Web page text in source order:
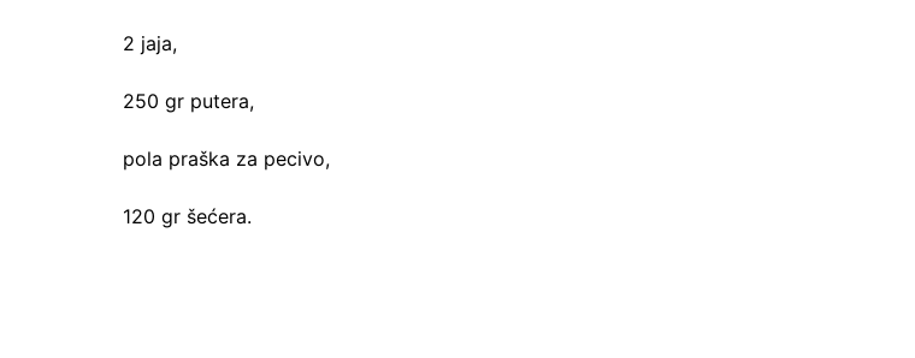
2 jaja,
250 gr putera,
pola praška za pecivo,
120 gr šećera.